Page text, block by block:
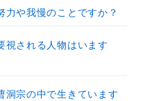
力や我慢のことですか？
視される人物はいます
洞宗の中で生きています